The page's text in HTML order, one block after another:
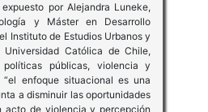
por Alejandra Luneke,
y Máster en Desarrollo
Instituto de Estudios Urbanos y
Católica de Chile,
políticas públicas, violencia y
“el enfoque situacional es una
a disminuir las oportunidades
acto de violencia y percepción